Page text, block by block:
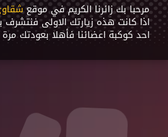
مرحبا بك زائرنا الكريم في موقع
اذا كانت هذه زيارتك اﻻولى فنتشرف
احد كوكبة اعضائنا فأهلا بعودتك